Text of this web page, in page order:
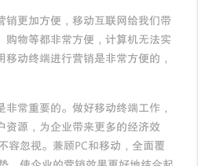
更加方便，移动互联网给我们带
购物等都非常方便，计算机无法实
动终端进行营销是非常方便的，
常重要的。做好移动终端工作，
资源，为企业带来更多的经济效
容忽视。兼顾PC和移动，全面覆